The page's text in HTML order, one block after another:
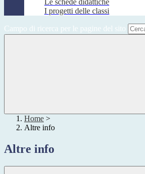
Le schede didattiche
I progetti delle classi
Campo di ricerca per le pagine del sito
Home >
Altre info
Altre info